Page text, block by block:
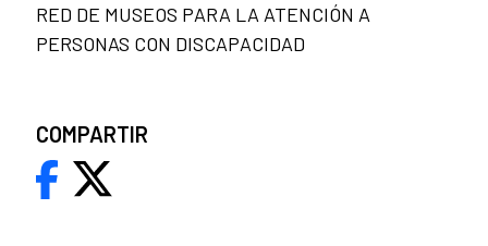
RED DE MUSEOS PARA LA ATENCIÓN A
PERSONAS CON DISCAPACIDAD
COMPARTIR